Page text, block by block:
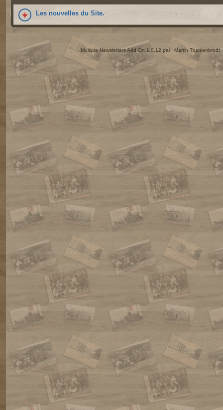
Les nouvelles du Site.
Multiple Newsletters Add On 1.0.12 par Martin Truckenbrodt